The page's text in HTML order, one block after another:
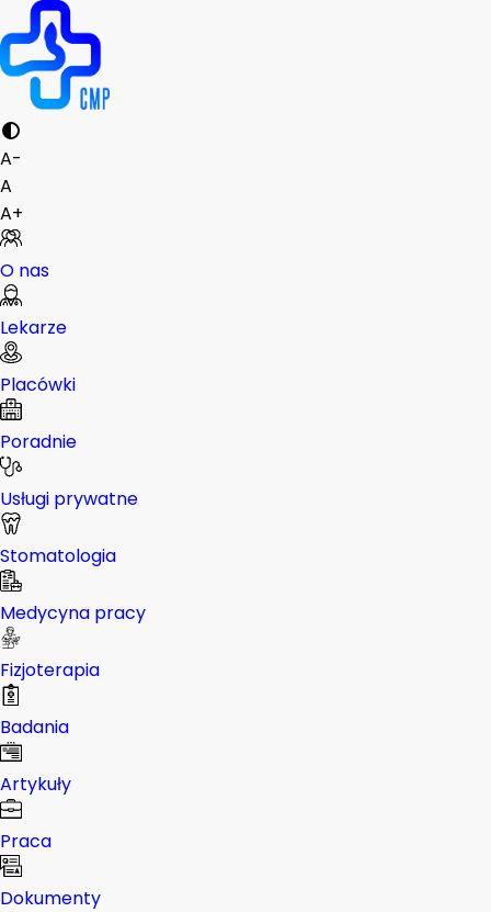
A-
A
A+
O nas
Lekarze
Placówki
Poradnie
Usługi prywatne
Stomatologia
Medycyna pracy
Fizjoterapia
Badania
Artykuły
Praca
Dokumenty